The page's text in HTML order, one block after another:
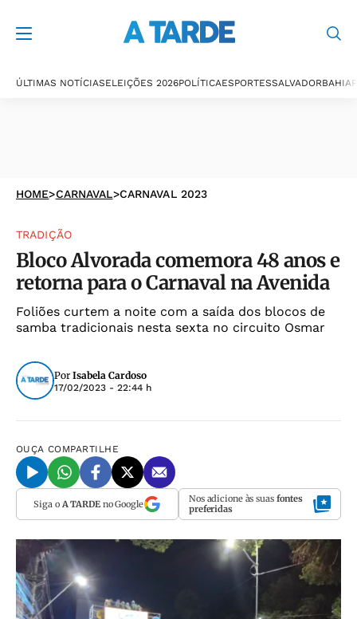
ÚLTIMAS NOTÍCIASELEIÇÕES 2026POLÍTICAESPORTESSALVADORBAHIA
HOME>CARNAVAL>CARNAVAL 2023
TRADIÇÃO
Bloco Alvorada comemora 48 anos e
retorna para o Carnaval na Avenida
Foliões curtem a noite com a saída dos blocos de
samba tradicionais nesta sexta no circuito Osmar
Por Isabela Cardoso
17/02/2023 - 22:44 h
OUÇA COMPARTILHE
Siga o A TARDEno Google Nos adicione às suas fontes
preferidas